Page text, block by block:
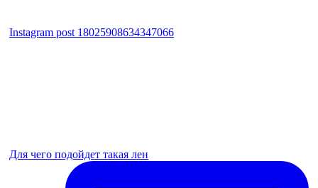
Instagram post 18025908634347066
Для чего подойдет такая лен